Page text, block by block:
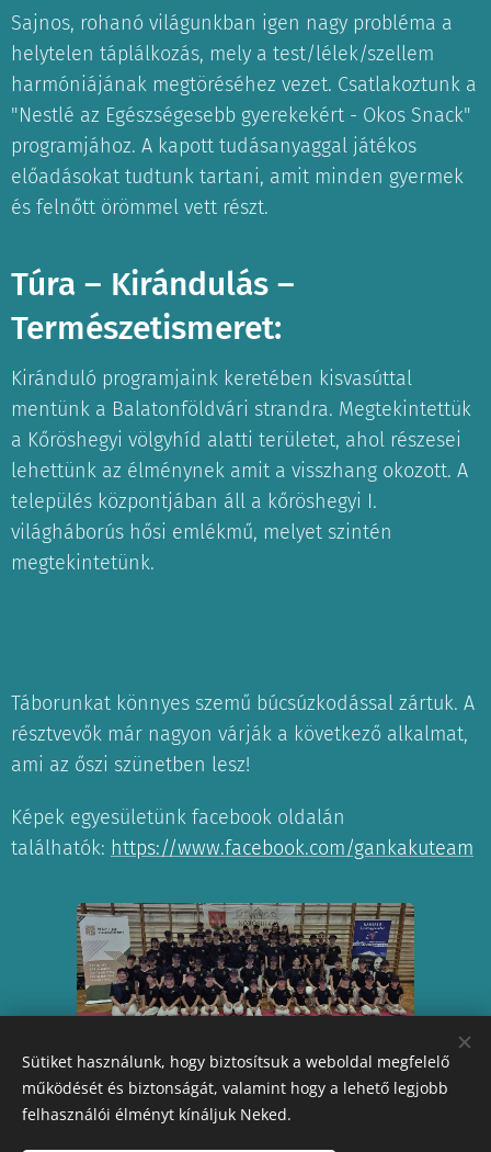
Sajnos, rohanó világunkban igen nagy probléma a
helytelen táplálkozás, mely a test/lélek/szellem
harmóniájának megtöréséhez vezet. Csatlakoztunk a
"Nestlé az Egészségesebb gyerekekért - Okos Snack"
programjához. A kapott tudásanyaggal játékos
előadásokat tudtunk tartani, amit minden gyermek
és felnőtt örömmel vett részt.
Túra – Kirándulás –
Természetismeret:
Kiránduló programjaink keretében kisvasúttal
mentünk a Balatonföldvári strandra. Megtekintettük
a Kőröshegyi völgyhíd alatti területet, ahol részesei
lehettünk az élménynek amit a visszhang okozott. A
település központjában áll a kőröshegyi I.
világháborús hősi emlékmű, melyet szintén
megtekintetünk.
Táborunkat könnyes szemű búcsúzkodással zártuk. A
résztvevők már nagyon várják a következő alkalmat,
ami az őszi szünetben lesz!
Képek egyesületünk facebook oldalán
találhatók: https://www.facebook.com/gankakuteam
Sütiket használunk, hogy biztosítsuk a weboldal megfelelő
működését és biztonságát, valamint hogy a lehető legjobb
felhasználói élményt kínáljuk Neked.